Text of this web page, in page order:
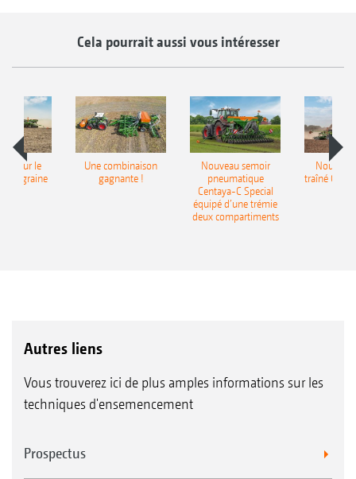
Cela pourrait aussi vous intéresser
pour le
Une combinaison
gagnante !
Nouveau semoir
pneumatique
Centaya-C Special
équipé d’une trémie
deux compartiments
traîné
Autres liens
Vous trouverez ici de plus amples informations sur les
techniques d'ensemencement
Prospectus